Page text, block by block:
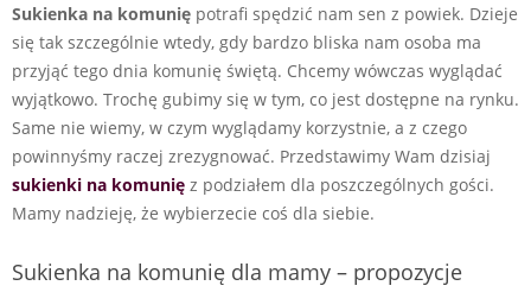
Sukienka na komunię potrafi spędzić nam sen z powiek. Dzieje
się tak szczególnie wtedy, gdy bardzo bliska nam osoba ma
przyjąć tego dnia komunię świętą. Chcemy wówczas wyglądać
wyjątkowo. Trochę gubimy się w tym, co jest dostępne na rynku.
Same nie wiemy, w czym wyglądamy korzystnie, a z czego
powinnyśmy raczej zrezygnować. Przedstawimy Wam dzisiaj
sukienki na komunię z podziałem dla poszczególnych gości.
Mamy nadzieję, że wybierzecie coś dla siebie.
Sukienka na komunię dla mamy – propozycje